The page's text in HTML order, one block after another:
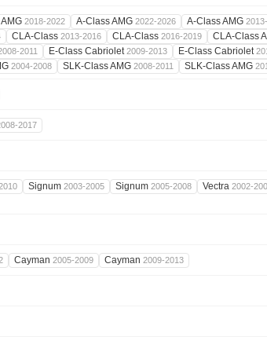
2018-2022 A-Class AMG 2022-2026 A-Class AMG
CLA-Class 2013-2016 CLA-Class 2016-2019 CLA-Class
2011 E-Class Cabriolet2009-2013 E-Class Cabriolet
2004-2008 SLK-Class AMG 2008-2011 SLK-Class AMG
2017
Signum 2003-2005 Signum 2005-2008 Vectra 2002-
Cayman 2005-2009 Cayman 2009-2013